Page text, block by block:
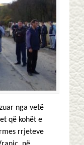
nga vetë
që kohët e
rrjeteve